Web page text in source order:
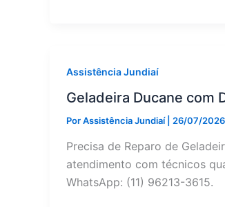
Jundiaí
Assistência Jundiaí
Geladeira Ducane com
PorAssistência Jundiaí 26/07/2026
Precisa de Reparo de
atendimento com técnicos
WhatsApp: (11) 96213-3615.